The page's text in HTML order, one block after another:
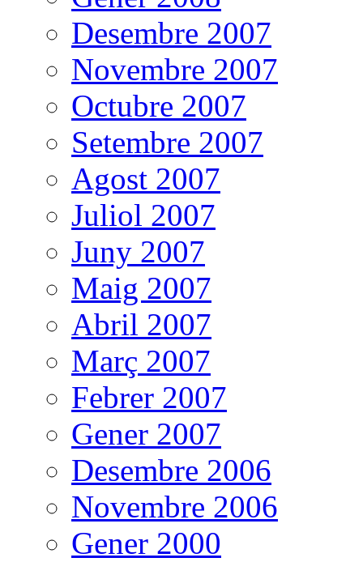
Desembre 2007
Novembre 2007
Octubre 2007
Setembre 2007
Agost 2007
Juliol 2007
Juny 2007
Maig 2007
Abril 2007
Març 2007
Febrer 2007
Gener 2007
Desembre 2006
Novembre 2006
Gener 2000